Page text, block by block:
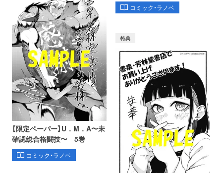
コミック・ラノベ
【限定ペーパー】U．M．A〜未
確認総合格闘技〜 5巻
コミック・ラノベ
特典